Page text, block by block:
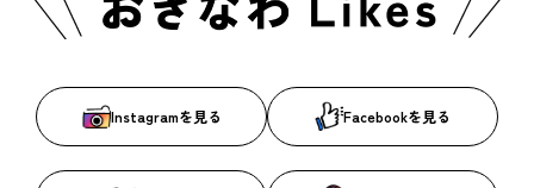
Instagramを見る Facebookを見る